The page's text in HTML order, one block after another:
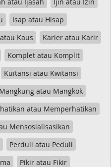
Isap atau Hisap
Kaus
Karier atau Karir
Komplet atau Komplit
Kuitansi atau Kwitansi
Mangkung atau Mangkok
atau Memperhatikan
Mensosialisasikan
Perduli atau Peduli
Pikir atau Fikir